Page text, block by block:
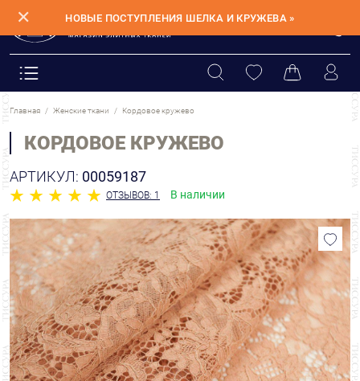
✕ НОВЫЕ ПОСТУПЛЕНИЯ ШЕЛКА И КРУЖЕВА »
Главная Женские ткани Кордовое кружево
КОРДОВОЕ КРУЖЕВО
АРТИКУЛ: 00059187
ОТЗЫВОВ: 1 В наличии